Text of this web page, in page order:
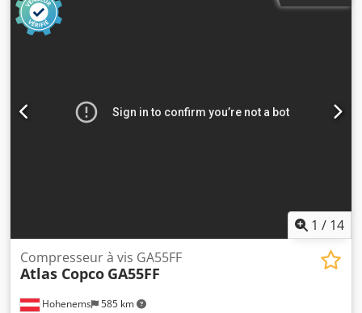
1 / 14
Hohenems 585 km
Compresseur à vis GA55FF
Atlas Copco GA55FF